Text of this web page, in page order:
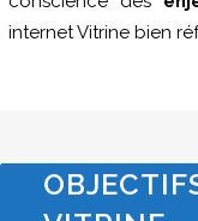
internet Vitrine bien